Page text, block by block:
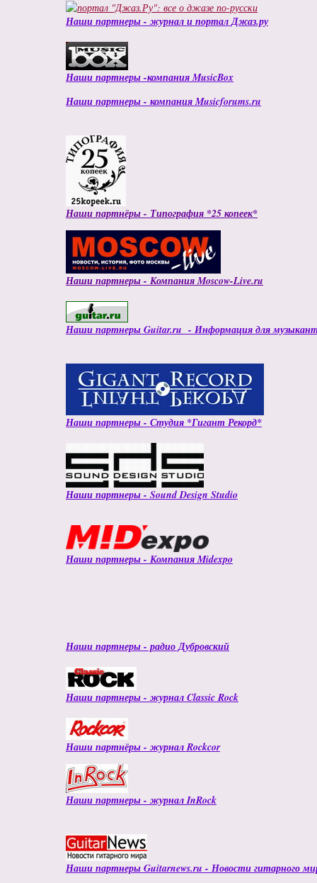
Наши партнеры - журнал и портал Джаз.ру
Наши партнеры -компания MusicBox
Наши партнеры - компания Musicforums.ru
Наши партнёры - Типография *25 копеек*
Наши партнеры - Компания Moscow-Live.ru
Наши партнеры Guitar.ru - Информация для
Наши партнеры - Студия *Гигант Рекорд*
Наши партнеры - Sound Design Studio
Наши партнеры - Компания Midexpo
Наши партнеры - радио Дубровский
Наши партнеры - журнал Classic Rock
Наши партнёры - журнал Rockcor
Наши партнеры - журнал InRock
Наши партнеры Guitarnews.ru - Новости гитарного